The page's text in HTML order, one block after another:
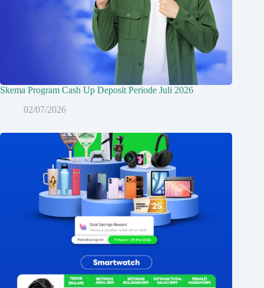
Skema Program Cash Up Deposit Periode Juli 2026
02/07/2026